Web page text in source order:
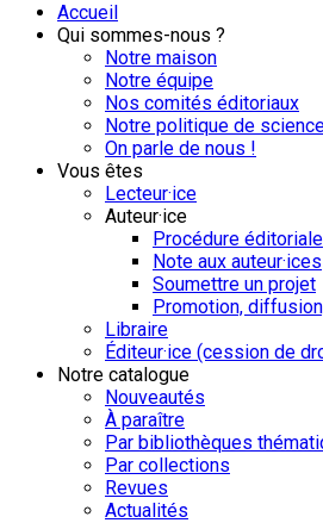
Accueil
Qui sommes-nous ?
Notre maison
Notre équipe
Nos comités éditoriaux
Notre politique de
On parle de nous !
Vous êtes
Lecteur·ice
Auteur·ice
Procédure éditoriale
Note aux auteur·ices
Soumettre un projet
Promotion,
Libraire
Éditeur·ice (cession de
Notre catalogue
Nouveautés
À paraître
Par bibliothèques
Par collections
Revues
Actualités